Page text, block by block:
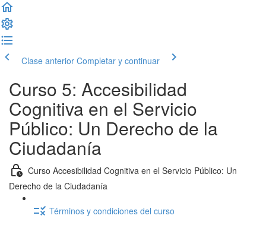
Clase anterior Completar y continuar
Curso 5: Accesibilidad
Cognitiva en el Servicio
Público: Un Derecho de la
Ciudadanía
Curso Accesibilidad Cognitiva en el Servicio Público: Un
Derecho de la Ciudadanía
Términos y condiciones del curso